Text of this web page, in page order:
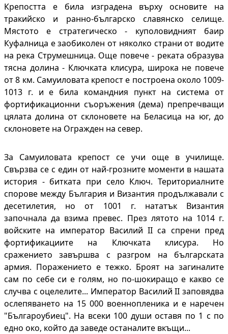
Крепостта е била изградена върху основите на
тракийско и ранно-българско славянско селище.
Мястото е стратегическо - куполовидният баир
Куфалница е заобиколен от няколко страни от водите
на река Струмешница. Още повече - реката образува
тясна долина - Ключката клисура, широка не повече
от 8 км. Самуиловата крепост е построена около 1009-
1013 г. и е била командния пункт на система от
фортификационни съоръжения (дема) препречващи
цялата долина от склоновете на Беласица на юг, до
склоновете на Огражден на север.
За Самуиловата крепост се учи още в училище.
Свързва се с един от най-грозните моменти в нашата
история - битката при село Ключ. Териториалните
спорове между България и Византия продължавали с
десетилетия, но от 1001 г. нататък Византия
започнала да взима превес. През лятото на 1014 г.
войските на император Василий II са спрени пред
фортификациите на Ключката клисура. Но
сражението завършва с разгром на българската
армия. Поражението е тежко. Броят на загиналите
сам по себе си е голям, но по-шокиращо е какво се
случва с оцелелите... Император Василий II заповядва
ослепяването на 15 000 военнопленика и е наречен
"Българоубиец". На всеки 100 души оставя по 1 с по
едно око, който да заведе останалите вкъщи...